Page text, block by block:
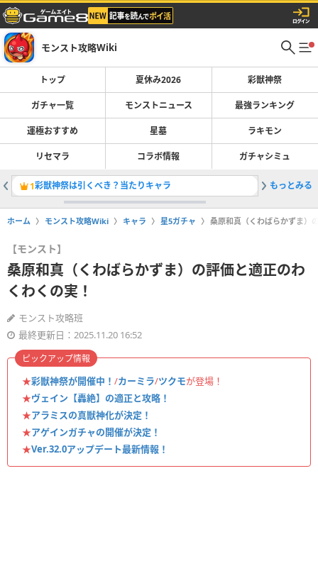
モンスト攻略Wiki
トップ 夏休み2026 彩獣神祭
ガチャ一覧 モンストニュース 最強ランキング
運極おすすめ 星墓 ラキモン
リセマラ コラボ情報 ガチャシミュ
1彩獣神祭は引くべき？当たりキャラ 2最強キ
もっとみる
ホーム モンスト攻略Wiki キャラ 星5ガチャ 桑原和真（くわばらかずま）
【モンスト】
桑原和真（くわばらかずま）の評価と適正のわ
くわくの実！
モンスト攻略班
最終更新日：2025.11.20 16:52
★彩獣神祭が開催中！ /カーミラ/ツクモが登場！
★ヴェイン【轟絶】の適正と攻略！
★アラミスの真獣神化が決定！
★アゲインガチャの開催が決定！
★Ver.32.0アップデート最新情報！
ピックアップ情報